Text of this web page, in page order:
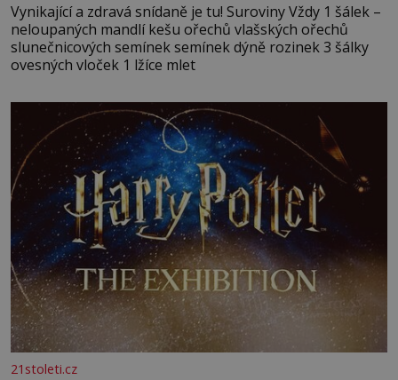
Vynikající a zdravá snídaně je tu! Suroviny Vždy 1 šálek –
neloupaných mandlí kešu ořechů vlašských ořechů
slunečnicových semínek semínek dýně rozinek 3 šálky
ovesných vloček 1 lžíce mlet
21stoleti.cz